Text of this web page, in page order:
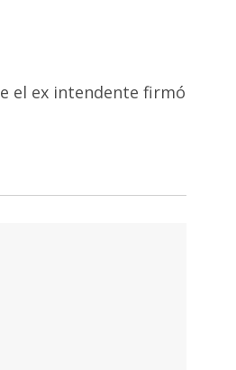
el ex intendente firmó